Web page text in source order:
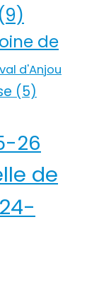
(9)
de
d'Anjou
(5)
26
de